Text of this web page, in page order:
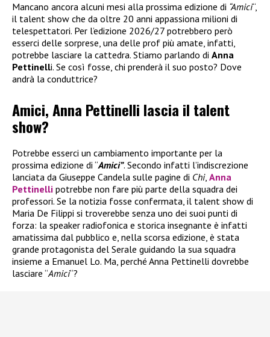
Mancano ancora alcuni mesi alla prossima edizione di “Amici“,
il talent show che da oltre 20 anni appassiona milioni di
telespettatori. Per l’edizione 2026/27 potrebbero però
esserci delle sorprese, una delle prof più amate, infatti,
potrebbe lasciare la cattedra. Stiamo parlando di Anna
Pettinelli. Se così fosse, chi prenderà il suo posto? Dove
andrà la conduttrice?
Amici, Anna Pettinelli lascia il talent
show?
Potrebbe esserci un cambiamento importante per la
prossima edizione di “Amici”. Secondo infatti l’indiscrezione
lanciata da Giuseppe Candela sulle pagine di Chi, Anna
Pettinelli potrebbe non fare più parte della squadra dei
professori. Se la notizia fosse confermata, il talent show di
Maria De Filippi si troverebbe senza uno dei suoi punti di
forza: la speaker radiofonica e storica insegnante è infatti
amatissima dal pubblico e, nella scorsa edizione, è stata
grande protagonista del Serale guidando la sua squadra
insieme a Emanuel Lo. Ma, perché Anna Pettinelli dovrebbe
lasciare “Amici“?